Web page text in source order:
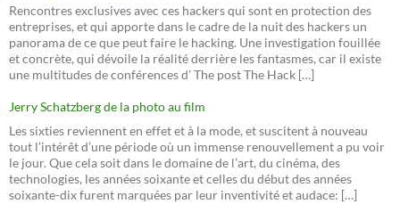
Rencontres exclusives avec ces hackers qui sont en protection des
entreprises, et qui apporte dans le cadre de la nuit des hackers un
panorama de ce que peut faire le hacking. Une investigation fouillée
et concrète, qui dévoile la réalité derrière les fantasmes, car il existe
une multitudes de conférences d’ The post The Hack […]
Jerry Schatzberg de la photo au film
Les sixties reviennent en effet et à la mode, et suscitent à nouveau
tout l’intérêt d’une période où un immense renouvellement a pu voir
le jour. Que cela soit dans le domaine de l’art, du cinéma, des
technologies, les années soixante et celles du début des années
soixante-dix furent marquées par leur inventivité et audace: […]